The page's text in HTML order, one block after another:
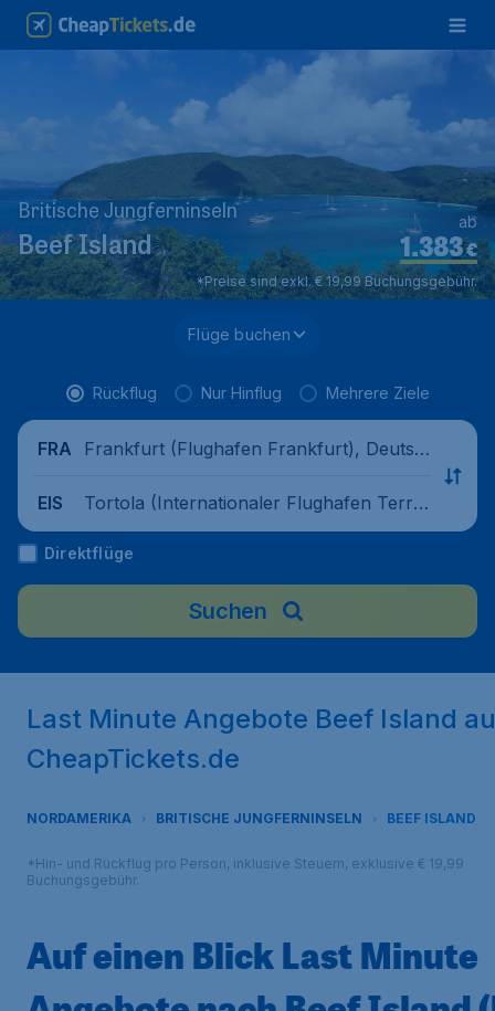
Britische Jungferninseln
Beef Island €
1.383
ab
*Preise sind exkl. € 19,99 Buchungsgebühr.
Flüge buchen
Rückflug Nur Hinflug Mehrere Ziele
FRA
Frankfurt (Flughafen Frankfurt), Deutsc
EIS
Tortola (Internationaler Flughafen Terra
nce B. Lettsome), Britische Jungferninsel
n
Direktflüge
Suchen
Last Minute Angebote Beef Island
CheapTickets.de
NORDAMERIKA BRITISCHE JUNGFERNINSELN BEEF ISLAND
*Hin- und Rückflug pro Person, inklusive Steuern, exklusive € 19,99
Buchungsgebühr.
Auf einen Blick Last Minute